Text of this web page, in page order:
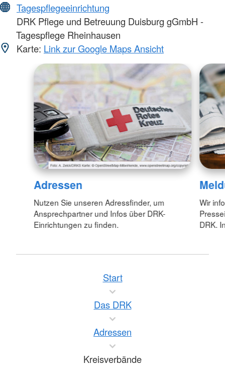
Tagespflegeeinrichtung
DRK Pflege und Betreuung Duisburg gGmbH -
Tagespflege Rheinhausen
Karte: Link zur Google Maps Ansicht
Adressen
Nutzen Sie unseren Adressfinder, um
Ansprechpartner und Infos über DRK-
Einrichtungen zu finden.
Wir
DRK.
Start
Das DRK
Adressen
Kreisverbände